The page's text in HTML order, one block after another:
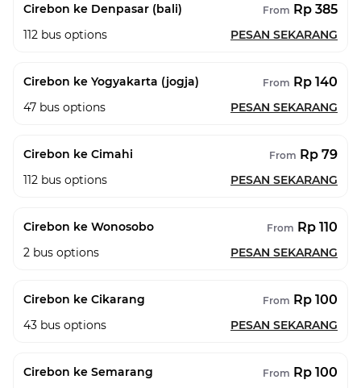
Cirebon ke Denpasar (bali) From Rp 385
112 bus options PESAN SEKARANG
Cirebon ke Yogyakarta (jogja) From Rp 140
47 bus options PESAN SEKARANG
Cirebon ke Cimahi From Rp 79
112 bus options PESAN SEKARANG
Cirebon ke Wonosobo From Rp 110
2 bus options PESAN SEKARANG
Cirebon ke Cikarang From Rp 100
43 bus options PESAN SEKARANG
Cirebon ke Semarang From Rp 100